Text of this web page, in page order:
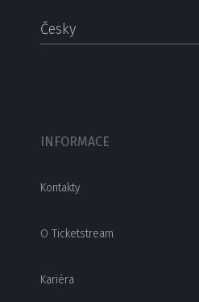
Česky
INFORMACE
Kontakty
O Ticketstream
Kariéra